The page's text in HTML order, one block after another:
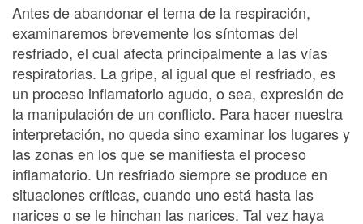
Antes de abandonar el tema de la respiración,
examinaremos brevemente los síntomas del
resfriado, el cual afecta principalmente a las vías
respiratorias. La gripe, al igual que el resfriado, es
un proceso inflamatorio agudo, o sea, expresión de
la manipulación de un conflicto. Para hacer nuestra
interpretación, no queda sino examinar los lugares y
las zonas en los que se manifiesta el proceso
inflamatorio. Un resfriado siempre se produce en
situaciones críticas, cuando uno está hasta las
narices o se le hinchan las narices. Tal vez haya